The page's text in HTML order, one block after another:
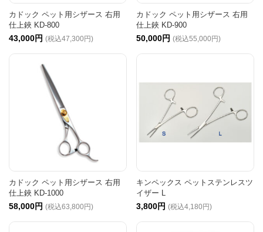
カドック ペット用シザース 右用
仕上鋏 KD-800
43,000円 (税込47,300円)
カドック ペット用シザース 右用
仕上鋏 KD-900
50,000円 (税込55,000円)
カドック ペット用シザース 右用
仕上鋏 KD-1000
58,000円 (税込63,800円)
キンペックス ペットステンレスツ
イザー L
3,800円 (税込4,180円)